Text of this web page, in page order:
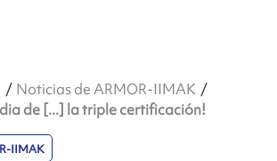
Noticias de ARMOR-IIMAK
de [...] la triple certificación!
IIMAK